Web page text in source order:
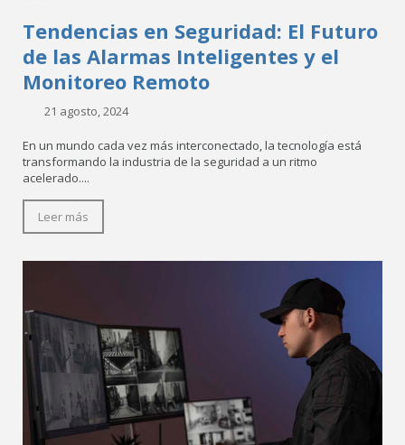
Tendencias en Seguridad: El Futuro
de las Alarmas Inteligentes y el
Monitoreo Remoto
21 agosto, 2024
En un mundo cada vez más interconectado, la tecnología está
transformando la industria de la seguridad a un ritmo
acelerado....
Leer más